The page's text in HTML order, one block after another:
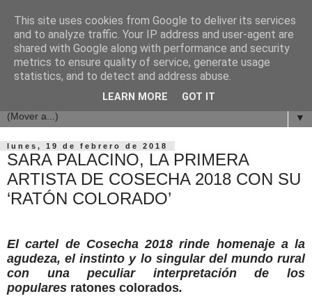
▼
lunes, 19 de febrero de 2018
SARA PALACINO, LA PRIMERA
ARTISTA DE COSECHA 2018 CON SU
‘RATÓN COLORADO’
El cartel de Cosecha 2018 rinde homenaje a la
agudeza, el instinto y lo singular del mundo rural
con una peculiar interpretación de los
populares ratones colorados.
This site uses cookies from Google to deliver its services
and to analyze traffic. Your IP address and user-agent are
shared with Google along with performance and security
metrics to ensure quality of service, generate usage
statistics, and to detect and address abuse.
LEARN MORE GOT IT